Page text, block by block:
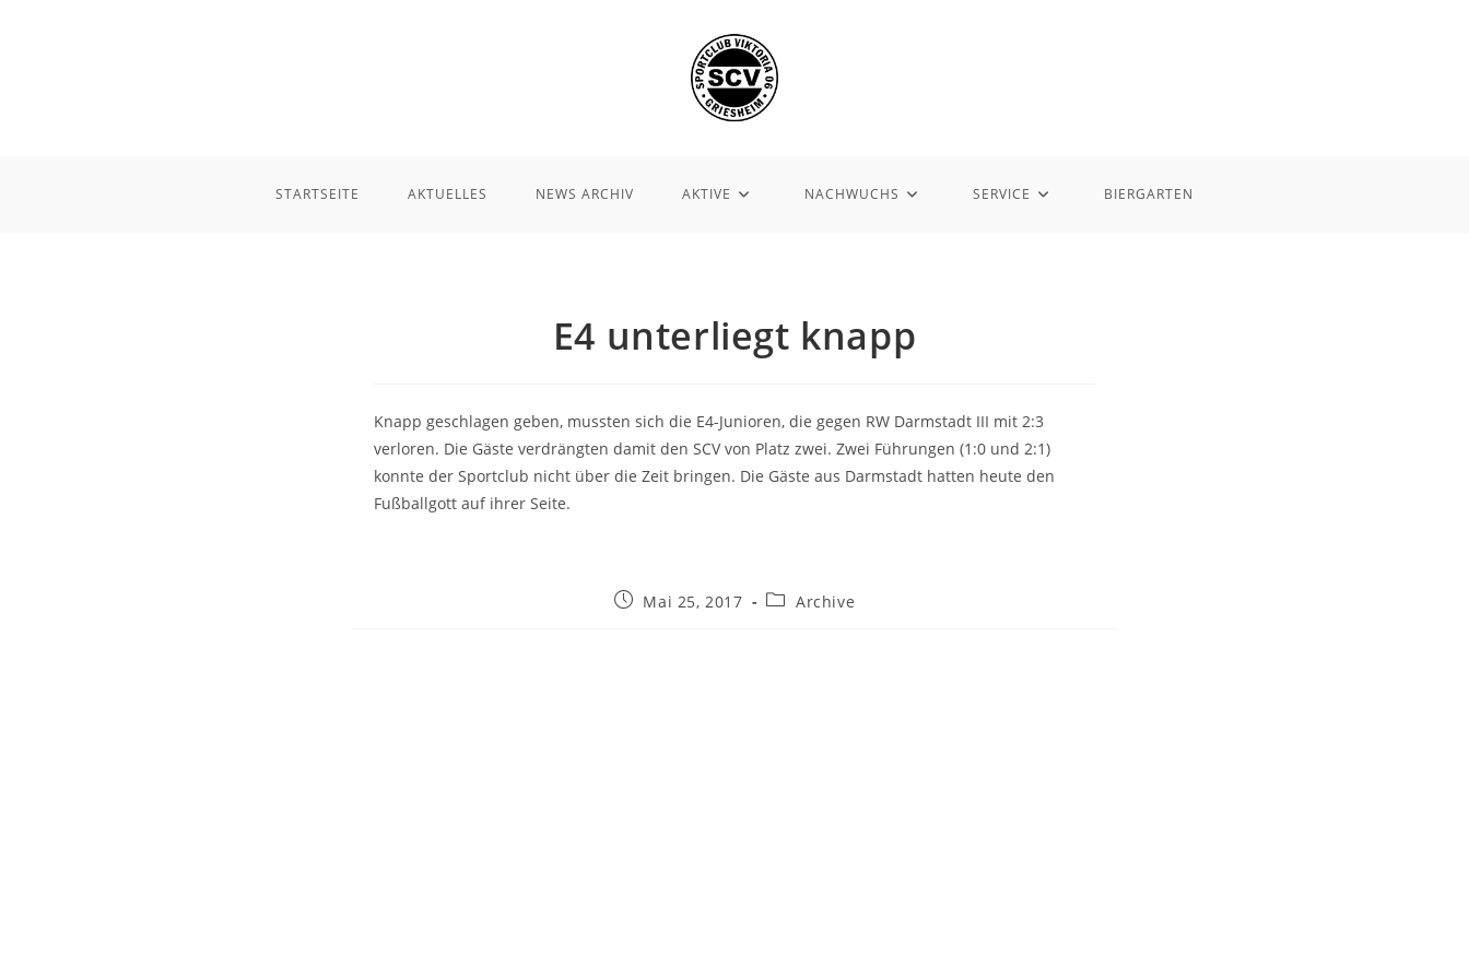
STARTSEITE AKTUELLES NEWS ARCHIV AKTIVE NACHWUCHS SERVICE BIERGARTEN
E4 unterliegt knapp
Knapp geschlagen geben, mussten sich die E4-Junioren, die gegen RW Darmstadt III mit 2:3
verloren. Die Gäste verdrängten damit den SCV von Platz zwei. Zwei Führungen (1:0 und 2:1)
konnte der Sportclub nicht über die Zeit bringen. Die Gäste aus Darmstadt hatten heute den
Fußballgott auf ihrer Seite.
BeitragMai 25, 2017
Beitrags-
Archive